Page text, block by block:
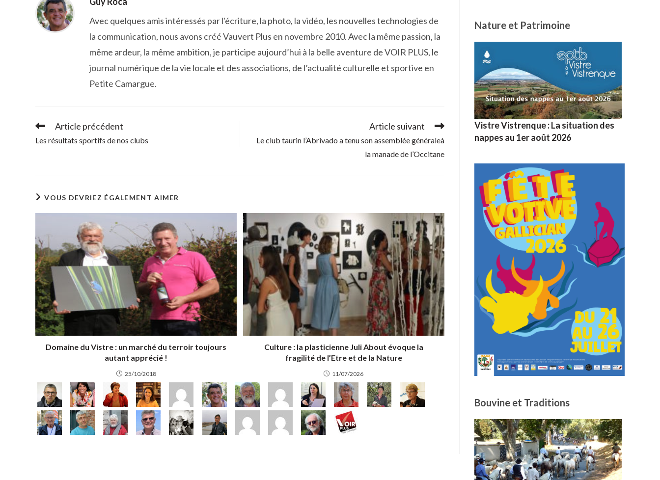
Avec quelques amis intéressés par l'écriture, la photo, la vidéo, les nouvelles technologies de
la communication, nous avons créé Vauvert Plus en novembre 2010. Avec la même passion, la
même ardeur, la même ambition, je participe aujourd’hui à la belle aventure de VOIR PLUS, le
journal numérique de la vie locale et des associations, de l’actualité culturelle et sportive en
Petite Camargue.
Read
articles
Article précédent
Les résultats sportifs de nos clubs
Article suivant
Le club taurin l’Abrivado a tenu son assemblée généraleà
la manade de l’Occitane
VOUS DEVRIEZ ÉGALEMENT AIMER
Domaine du Vistre : un marché du terroir toujours
autant apprécié !
25/10/2018
Culture : la plasticienne Juli About évoque la
fragilité de l’Etre et de la Nature
11/07/2026
Nature et Patrimoine
Vistre Vistrenque : La situation des
nappes au 1er août 2026
Bouvine et Traditions